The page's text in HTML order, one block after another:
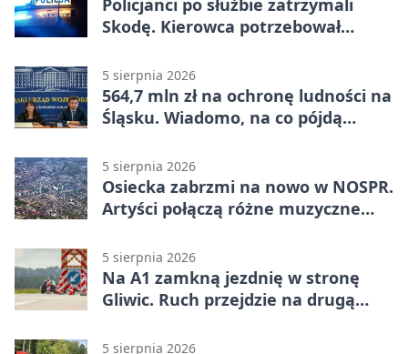
Skodę. Kierowca potrzebował
5 sierpnia 2026
564,7 mln zł na ochronę ludności na
Śląsku. Wiadomo, na co pójdą
5 sierpnia 2026
Osiecka zabrzmi na nowo w NOSPR.
Artyści połączą różne muzyczne
5 sierpnia 2026
Na A1 zamkną jezdnię w stronę
Gliwic. Ruch przejdzie na drugą
5 sierpnia 2026